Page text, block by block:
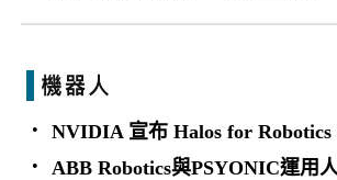
• NVIDIA 宣布 Halos for
• ABB Robotics與PSYONIC運用